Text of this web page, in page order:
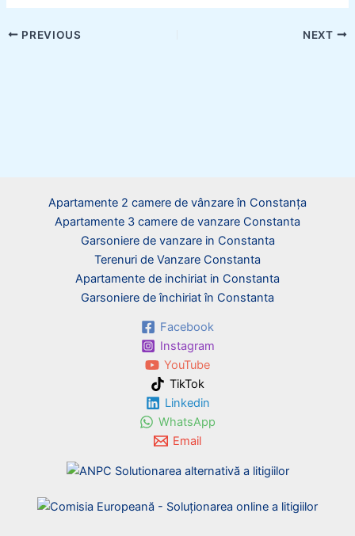
PREVIOUS NEXT
Apartamente 2 camere de vânzare în Constanța
Apartamente 3 camere de vanzare Constanta
Garsoniere de vanzare in Constanta
Terenuri de Vanzare Constanta
Apartamente de inchiriat in Constanta
Garsoniere de închiriat în Constanta
Facebook
Instagram
YouTube
TikTok
Linkedin
WhatsApp
Email